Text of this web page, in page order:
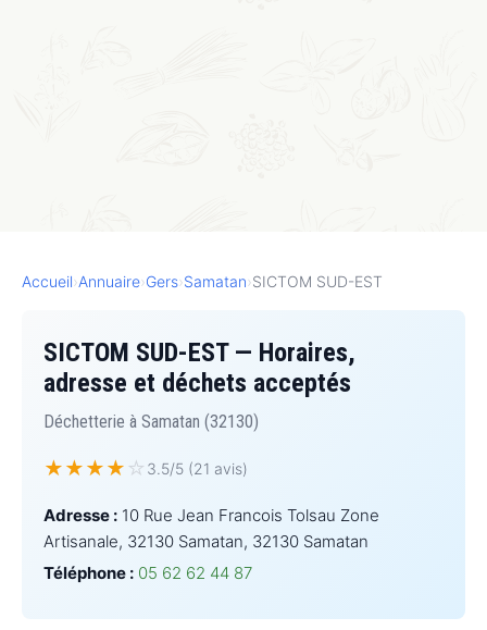
Accueil›Annuaire›Gers›Samatan›SICTOM SUD-EST
SICTOM SUD-EST — Horaires,
adresse et déchets acceptés
Déchetterie à Samatan (32130)
★★★★ ☆ 3.5/5 (21 avis)
Adresse : 10 Rue Jean Francois Tolsau Zone
Artisanale, 32130 Samatan, 32130 Samatan
Téléphone : 05 62 62 44 87